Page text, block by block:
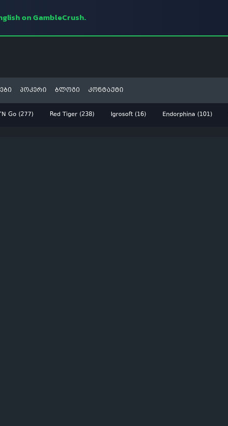
on GambleCrush.
პოკერი ბლოგი კონტაქტი
Go (277) Red Tiger (238) Igrosoft (16) Endorphina (101)